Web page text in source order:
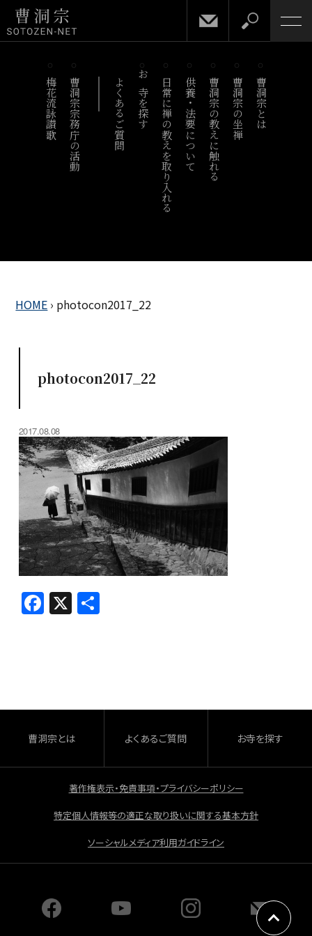
梅花流詠讃歌 曹洞宗宗務庁の活動 よくあるご質問 お寺を探す 日常に禅の教えを取り入れる供養・法要について曹洞宗の教えに触れる 曹洞宗の坐禅 曹洞宗とは
HOME › photocon2017_22
photocon2017_22
2017.08.08
F
a
o
o
k
X 共
曹洞宗とは よくあるご質問 お寺を探す
著作権表示・免責事項・プライバシーポリシー
特定個人情報等の適正な取り扱いに関する基本方針
ソーシャルメディア利用ガイドライン